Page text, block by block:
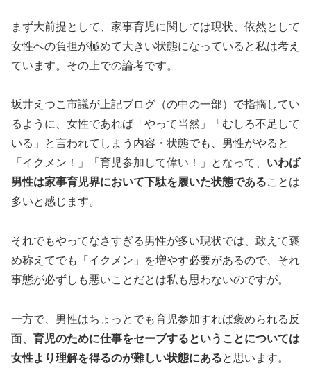
まず大前提として、家事育児に関しては現状、依然として
女性への負担が極めて大きい状態になっていると私は考え
ています。その上での論考です。
坂井えつこ市議が上記ブログ（の中の一部）で指摘してい
るように、女性であれば「やって当然」「むしろ不足して
いる」と言われてしまう内容・状態でも、男性がやると
「イクメン！」「育児参加して偉い！」となって、 いわば
男性は家事育児界において下駄を履いた状態であることは
多いと感じます。
それでもやってなさすぎる男性が多い現状では、敢えて褒
め称えてでも「イクメン」を増やす必要があるので、それ
事態が必ずしも悪いことだとは私も思わないのですが。
一方で、男性はちょっとでも育児参加すれば褒められる反
面、 育児のために仕事をセーブするということについては
女性より理解を得るのが難しい状態にあると思います。